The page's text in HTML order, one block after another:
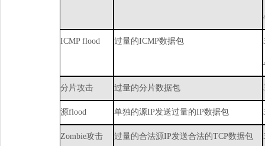
ICMPflood 过量的ICMP数据包
分片攻击 过量的分片数据包
源flood 单独的源IP发送过量的IP数据包
Zombie攻击 过量的合法源IP发送合法的TCP数据包